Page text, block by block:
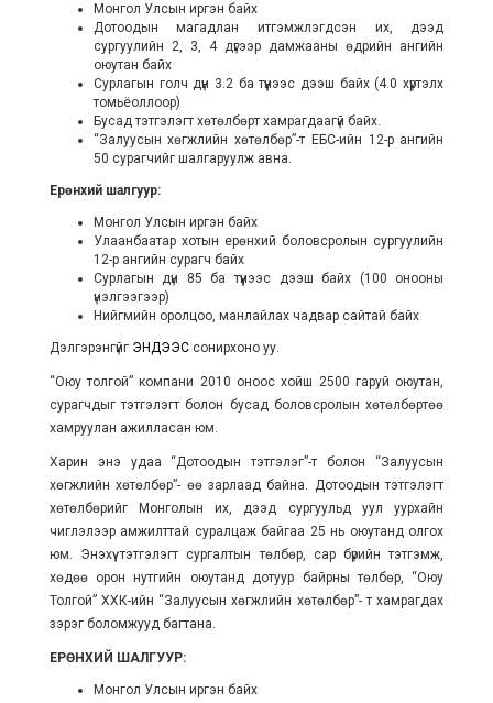
Монгол Улсын иргэн байх
Дотоодын магадлан итгэмжлэгдсэн их, дээд
сургуулийн 2, 3, 4 дүгээр дамжааны өдрийн ангийн
оюутан байх
Сурлагын голч дүн 3.2 ба түүнээс дээш байх (4.0 хүртэлх
томьёоллоор)
Бусад тэтгэлэгт хөтөлбөрт хамрагдаагүй байх.
“Залуусын хөгжлийн хөтөлбөр”-т ЕБС-ийн 12-р ангийн
50 сурагчийг шалгаруулж авна.
Ерөнхий шалгуур:
Монгол Улсын иргэн байх
Улаанбаатар хотын ерөнхий боловсролын сургуулийн
12-р ангийн сурагч байх
Сурлагын дүн 85 ба түүнээс дээш байх (100 онооны
үнэлгээгээр)
Нийгмийн оролцоо, манлайлах чадвар сайтай байх
Дэлгэрэнгүйг ЭНДЭЭСсонирхоно уу.
“Оюу толгой” компани 2010 оноос хойш 2500 гаруй оюутан,
сурагчдыг тэтгэлэгт болон бусад боловсролын хөтөлбөртөө
хамруулан ажилласан юм.
Харин энэ удаа “Дотоодын тэтгэлэг”-т болон “Залуусын
хөгжлийн хөтөлбөр”- өө зарлаад байна. Дотоодын тэтгэлэгт
хөтөлбөрийг Монголын их, дээд сургуульд уул уурхайн
чиглэлээр амжилттай суралцаж байгаа 25 нь оюутанд олгох
юм. Энэхүү тэтгэлэгт сургалтын төлбөр, сар бүрийн тэтгэмж,
хөдөө орон нутгийн оюутанд дотуур байрны төлбөр, “Оюу
Толгой” ХХК-ийн “Залуусын хөгжлийн хөтөлбөр”- т хамрагдах
зэрэг боломжууд багтана.
ЕРӨНХИЙ ШАЛГУУР:
Монгол Улсын иргэн байх